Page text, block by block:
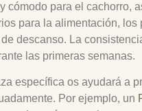
cómodo para el cachorro,
para la alimentación, los
descanso. La
las primeras semanas.
específica os ayudará a
Por ejemplo, un